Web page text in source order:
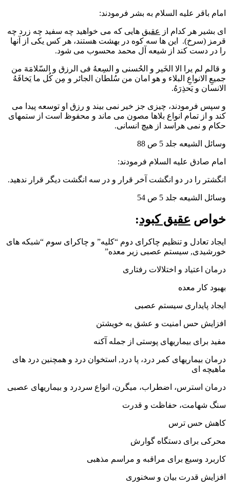
امام باقر علیه السلام به بشر فرمودند:
ای بشیر هر کدام از عقیق هایی که می خواهید چه سفید چه زرد چه
قرمز (سرخ). این ها سه کوه در بهشت هستند، هر کس یکی از آنها
را در دست کند از شیعه آل محمد محسوب می شود.
و قالم لم یرا الا الخَیر و الحُسنی و السِعهُ فی الرزق و السّلامَهَ من
جمیعِ الانواعِ البلاء و هو امان من سُلطان الجائر و مِن کُل ما یَخافَهُ
الانسان و یَحذِرَهُ.
و سپس فرمودند، چیزی جز خیر نمی بیند و رزق او توسعه پیدا می
کند و از تمام انواع بلاها مصون می ماند و محفوظ است از ستمهای
حکام و نمی هراسد از هیچ انسانی.
وسائل الشیعه جلد 5 ص 88
امام صادق علیه السلام فرمودند:
انگشتر را در دو انگشت آخر قرار و در سه انگشت دیگر قرار ندهید.
وسائل الشیعه جلد 5 ص 54
خواص عقیق کبود:
ایجاد تعادل و تنظیم چاکرای دوم “کلیه” و چاکرای سوم “شبکه های
خورشیدی, سیستم عصبی زیر معده”
درمان اعتیاد و اختلالات رفتاری
بهبود کار معده
ایجاد پایداری سیستم عصبی
افزایش حس امنیت و عشق به خویشتن
مفید برای بیماریهای پوستی از جمله آکنه
درمان بیماریهای کمر درد، پا درد, استخوان درد و همچنین درد های
ماهیچه ای
درمان استرس، اضطراب، میگرن، انواع سردرد و بیماریهای عصبی
سنگ شهامت، حفاظت و قدرت
کاهش حس ترس
محرکی برای دستگاه گوارش
کاربرد وسیع برای مراقبه و مراسم مذهبی
افزایش قدرت بیان و سخنوری